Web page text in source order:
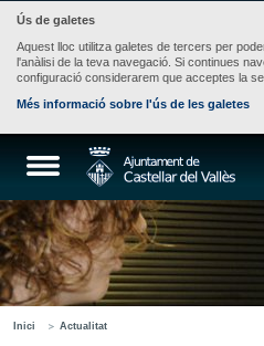
Ús de galetes
Aquest lloc utilitza galetes de tercers per
l'anàlisi de la teva navegació. Si continues
configuració considerarem que acceptes la
Més informació sobre l'ús de les galetes
Inici Actualitat